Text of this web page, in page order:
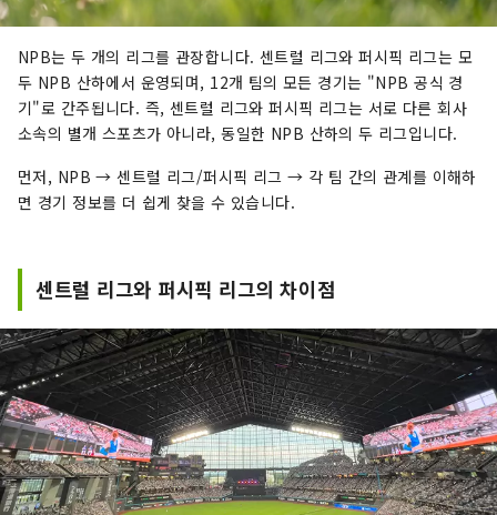
NPB는 두 개의 리그를 관장합니다. 센트럴 리그와 퍼시픽 리그는 모
두 NPB 산하에서 운영되며, 12개 팀의 모든 경기는 "NPB 공식 경
기"로 간주됩니다. 즉, 센트럴 리그와 퍼시픽 리그는 서로 다른 회사
소속의 별개 스포츠가 아니라, 동일한 NPB 산하의 두 리그입니다.
먼저, NPB → 센트럴 리그/퍼시픽 리그 → 각 팀 간의 관계를 이해하
면 경기 정보를 더 쉽게 찾을 수 있습니다.
센트럴 리그와 퍼시픽 리그의 차이점